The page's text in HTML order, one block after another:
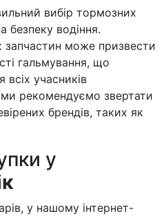
вибір тормозних
безпеку водіння.
запчастин може призвести
гальмування, що
всіх учасників
рекомендуємо звертати
брендів, таких як
у
у нашому інтернет-